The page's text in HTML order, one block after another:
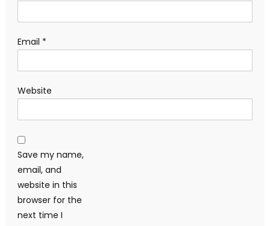
Email *
Website
Save my name,
email, and
website in this
browser for the
next time I